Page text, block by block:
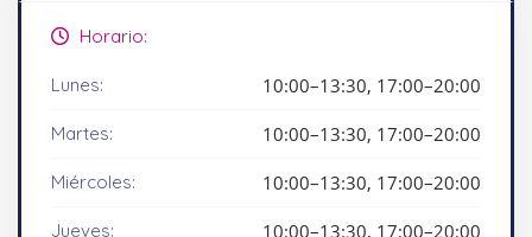
Horario:
Lunes: 10:00–13:30, 17:00–20:00
Martes: 10:00–13:30, 17:00–20:00
Miércoles: 10:00–13:30, 17:00–20:00
Jueves: 10:00–13:30, 17:00–20:00